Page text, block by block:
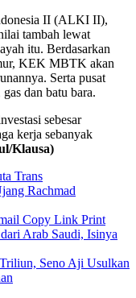
II (ALKI II),
tambah lewat
itu. Berdasarkan
KEK MBTK akan
Serta pusat
dan batu bara.
sebesar
kerja sebanyak
Klausa)
Trans
Rachmad
Copy Link Print
Arab Saudi, Isinya
Seno Aji Usulkan